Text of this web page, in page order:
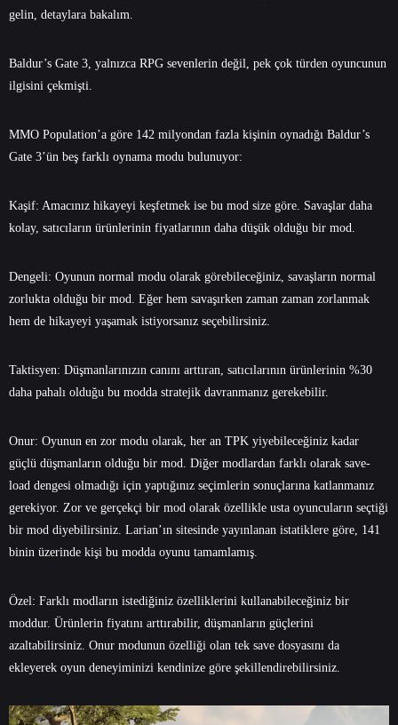
gelin, detaylara bakalım.
Baldur’s Gate 3, yalnızca RPG sevenlerin değil, pek çok türden oyuncunun
ilgisini çekmişti.
MMO Population’a göre 142 milyondan fazla kişinin oynadığı Baldur’s
Gate 3’ün beş farklı oynama modu bulunuyor:
Kaşif: Amacınız hikayeyi keşfetmek ise bu mod size göre. Savaşlar daha
kolay, satıcıların ürünlerinin fiyatlarının daha düşük olduğu bir mod.
Dengeli: Oyunun normal modu olarak görebileceğiniz, savaşların normal
zorlukta olduğu bir mod. Eğer hem savaşırken zaman zaman zorlanmak
hem de hikayeyi yaşamak istiyorsanız seçebilirsiniz.
Taktisyen: Düşmanlarınızın canını arttıran, satıcılarının ürünlerinin %30
daha pahalı olduğu bu modda stratejik davranmanız gerekebilir.
Onur: Oyunun en zor modu olarak, her an TPK yiyebileceğiniz kadar
güçlü düşmanların olduğu bir mod. Diğer modlardan farklı olarak save-
load dengesi olmadığı için yaptığınız seçimlerin sonuçlarına katlanmanız
gerekiyor. Zor ve gerçekçi bir mod olarak özellikle usta oyuncuların seçtiği
bir mod diyebilirsiniz. Larian’ın sitesinde yayınlanan istatiklere göre, 141
binin üzerinde kişi bu modda oyunu tamamlamış.
Özel: Farklı modların istediğiniz özelliklerini kullanabileceğiniz bir
moddur. Ürünlerin fiyatını arttırabilir, düşmanların güçlerini
azaltabilirsiniz. Onur modunun özelliği olan tek save dosyasını da
ekleyerek oyun deneyiminizi kendinize göre şekillendirebilirsiniz.